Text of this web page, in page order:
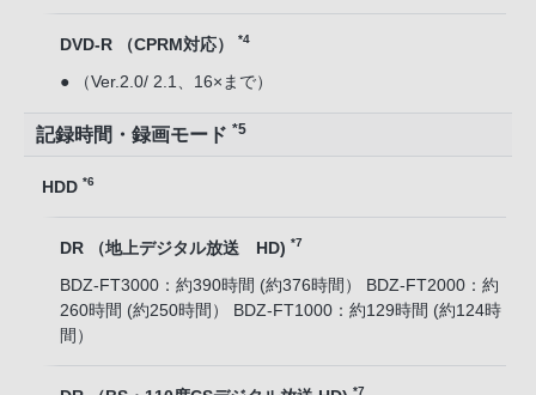
DVD-R （CPRM対応） *4
● （Ver.2.0/ 2.1、16×まで）
記録時間・録画モード *5
HDD *6
DR （地上デジタル放送 HD) *7
BDZ-FT3000：約390時間 (約376時間） BDZ-FT2000：約
260時間 (約250時間） BDZ-FT1000：約129時間 (約124時
間）
*7